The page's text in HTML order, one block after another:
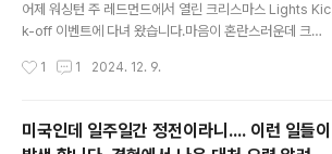
캐릭터들과 함께한 딱지치기 🪙 K-POP Demon Hunte
rs 저승사자와 제기차기 대결 🎤 열정 가득한 공연과 다양
어제 워싱턴 주 레드먼드에서 열린 크리스마스 Lights Kic
k-off 이벤트에 다녀 왔습니다.마음이 혼란스러운데 크리
네요. https://youtube.com/shorts/sdT61jwKQLo?
1 1 2024. 12. 9.
미국인데 일주일간 정전이라니.... 이런 일들이